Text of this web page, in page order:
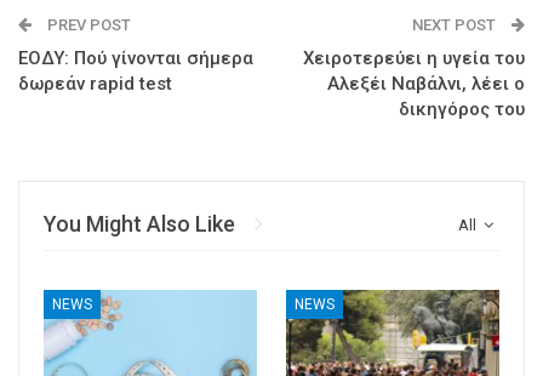
PREV POST
ΕΟΔΥ: Πού γίνονται σήμερα
δωρεάν rapid test
NEXT POST
Χειροτερεύει η υγεία του
Αλεξέι Ναβάλνι, λέει ο
δικηγόρος του
All
You Might Also Like
NEWS NEWS